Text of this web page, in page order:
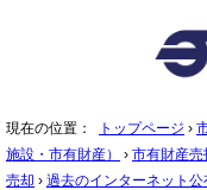
現在の位置： トップページ ›
施設・市有財産）
› 市有財産売
売却 › 過去のインターネット